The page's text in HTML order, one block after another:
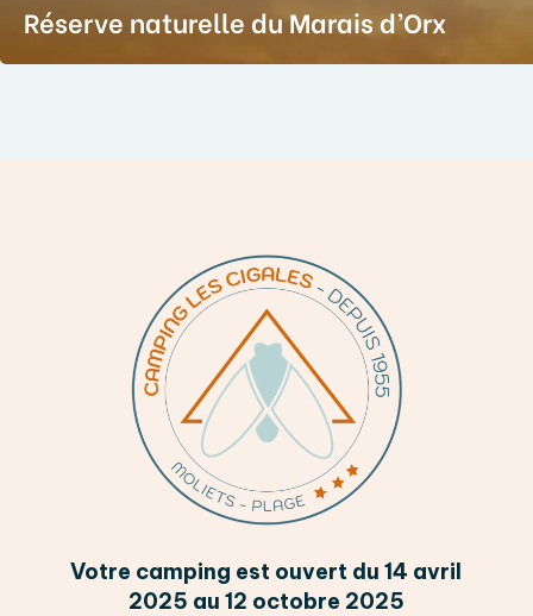
Réserve naturelle du Marais d’Orx
Votre camping est ouvert du 14 avril
2025 au 12 octobre 2025